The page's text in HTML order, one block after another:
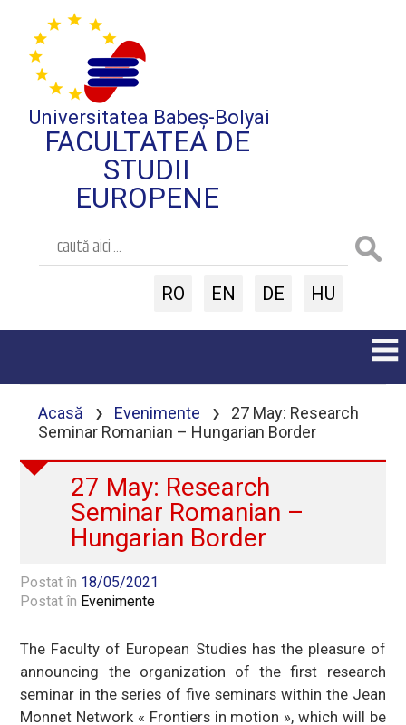
Universitatea Babeș-Bolyai
FACULTATEA DE
STUDII
EUROPENE
RO EN DE HU
Acasă › Evenimente ›
27 May: Research
Seminar Romanian – Hungarian Border
27 May: Research
Seminar Romanian –
Hungarian Border
Postat în 18/05/2021
Postat în Evenimente
The Faculty of European Studies has the pleasure of
announcing the organization of the first research
seminar in the series of five seminars within the Jean
Monnet Network « Frontiers in motion », which will be